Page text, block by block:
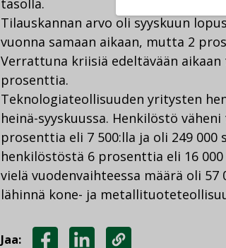
tasolla.
Tilauskannan arvo oli syyskuun
vuonna samaan aikaan, mutta 2
Verrattuna kriisiä edeltävään
prosenttia.
Teknologiateollisuuden yritysten
heinä-syyskuussa. Henkilöstö
prosenttia eli 7 500:lla ja oli 249 000
henkilöstöstä 6 prosenttia eli 16
vielä vuodenvaihteessa määrä oli
lähinnä kone- ja
Jaa: